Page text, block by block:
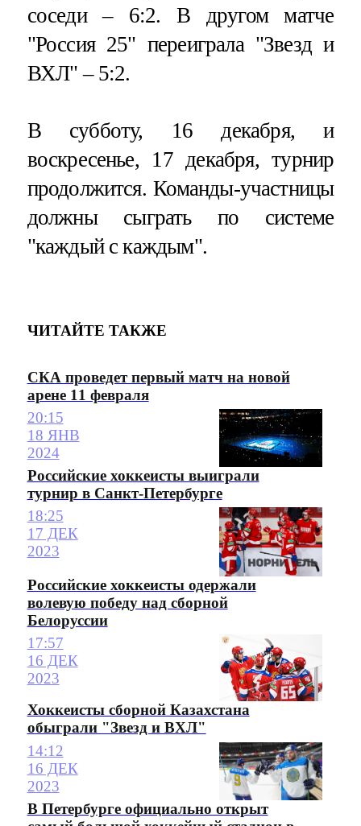
соседи – 6:2. В другом матче
"Россия 25" переиграла "Звезд и
ВХЛ" – 5:2.
В субботу, 16 декабря, и
воскресенье, 17 декабря, турнир
продолжится. Команды-участницы
должны сыграть по системе
"каждый с каждым".
ЧИТАЙТЕ ТАКЖЕ
СКА проведет первый матч на новой
арене 11 февраля
20:15
18 ЯНВ
2024
Российские хоккеисты выиграли
турнир в Санкт-Петербурге
18:25
17 ДЕК
2023
Российские хоккеисты одержали
волевую победу над сборной
Белоруссии
17:57
16 ДЕК
2023
Хоккеисты сборной Казахстана
обыграли "Звезд и ВХЛ"
14:12
16 ДЕК
2023
В Петербурге официально открыт